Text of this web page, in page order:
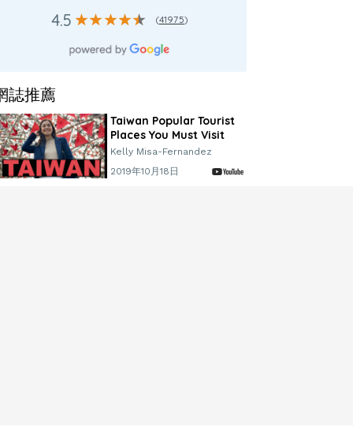
4.5 (41975)
誌推薦
Taiwan Popular Tourist
Places You Must Visit
Kelly Misa-Fernandez
2019年10月18日